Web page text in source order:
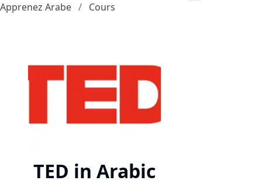
Apprenez Arabe Cours
TED in Arabic